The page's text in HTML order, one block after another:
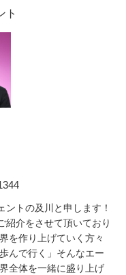
ト
トの及川と申します！
紹介をさせて頂いており
を作り上げていく方々
んで行く」そんなエー
全体を一緒に盛り上げ